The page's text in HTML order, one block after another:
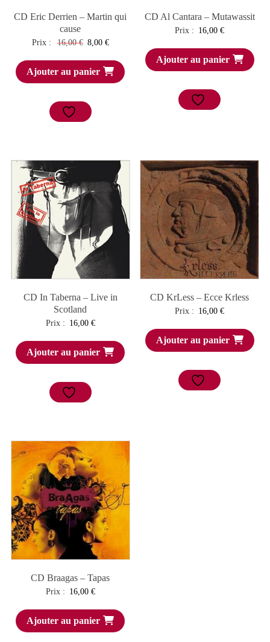
CD Eric Derrien – Martin qui
cause
Prix : 16,00€ Le
initial
16,00 €.
8,00 €Le
actuel
Ajouter au panier
CD Al Cantara – Mutawassit
Prix : 16,00€
Ajouter au panier
CD In Taberna – Live in
Scotland
Prix : 16,00 €
Ajouter au panier
CD KrLess – Ecce Krless
Prix : 16,00€
Ajouter au panier
CD Braagas – Tapas
Prix : 16,00 €
Ajouter au panier